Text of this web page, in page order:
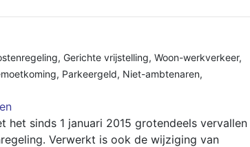
, Gerichte vrijstelling, Woon-werkverkeer,
, Parkeergeld, Niet-ambtenaren,
het sinds 1 januari 2015 grotendeels vervallen
Verwerkt is ook de wijziging van